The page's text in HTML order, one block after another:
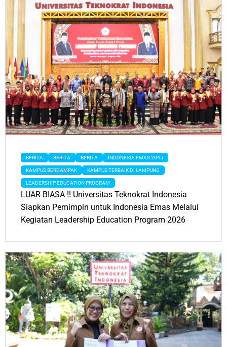
BERITA BERITA BERITA INDONESIA EMAS 2045
KAMPUS BERDAMPAK KAMPUS TERBAIK DI LAMPUNG
LEADERSHIP EDUCATION PROGRAM
LUAR BIASA !! Universitas Teknokrat Indonesia
Siapkan Pemimpin untuk Indonesia Emas Melalui
Kegiatan Leadership Education Program 2026